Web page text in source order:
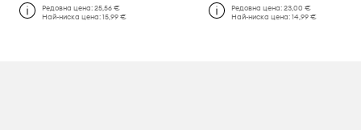
Редовна цена:25,56 €
Най-ниска цена:15,99 €
Редовна цена: 23,00 €
Най-ниска цена: 14,99 €